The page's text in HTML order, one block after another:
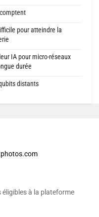
pour atteindre la
IA pour micro-réseaux
durée
distants
éligibles à la plateforme